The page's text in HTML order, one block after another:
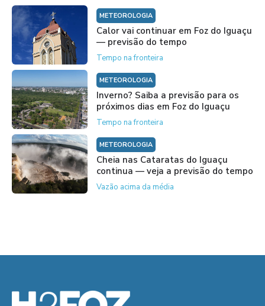
METEOROLOGIA
Calor vai continuar em Foz do Iguaçu
— previsão do tempo
Tempo na fronteira
METEOROLOGIA
Inverno? Saiba a previsão para os
próximos dias em Foz do Iguaçu
Tempo na fronteira
METEOROLOGIA
Cheia nas Cataratas do Iguaçu
continua — veja a previsão do tempo
Vazão acima da média